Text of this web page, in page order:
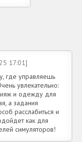
17:01]
где управляешь
увлекательно:
и одежду для
а задания
расслабиться и
как для
симуляторов!